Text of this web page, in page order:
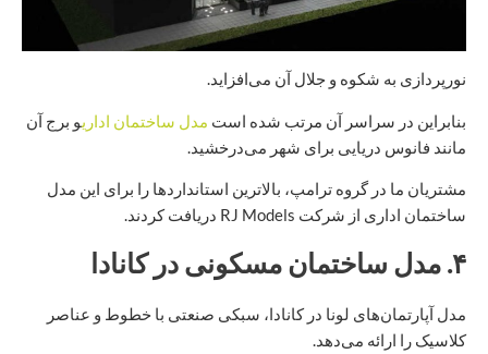
نورپردازی به شکوه و جلال آن می‌افزاید.
بنابراین در سراسر آن مرتب شده است مدل ساختمان اداریو برج آن
مانند فانوس دریایی برای شهر می‌درخشید.
مشتریان ما در گروه ترامپ، بالاترین استانداردها را برای این مدل
ساختمان اداری از شرکت RJ Models دریافت کردند.
۴. مدل ساختمان مسکونی در کانادا
مدل آپارتمان‌های لونا در کانادا، سبکی صنعتی با خطوط و عناصر
کلاسیک را ارائه می‌دهد.